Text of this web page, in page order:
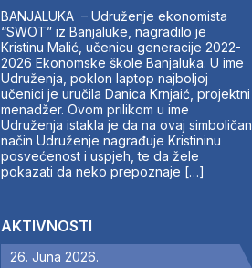
AKTIVNOSTI
SWOT INTERVJU
UČLANI SE
KONTAKT
BANJALUKA – Udruženje ekonomista
“SWOT” iz Banjaluke, nagradilo je
Kristinu Malić, učenicu generacije 2022-
2026 Ekonomske škole Banjaluka. U ime
Udruženja, poklon laptop najboljoj
učenici je uručila Danica Krnjaić, projektni
menadžer. Ovom prilikom u ime
Udruženja istakla je da na ovaj simboličan
način Udruženje nagrađuje Kristininu
posvećenost i uspjeh, te da žele
pokazati da neko prepoznaje […]
AKTIVNOSTI
26. Juna 2026.